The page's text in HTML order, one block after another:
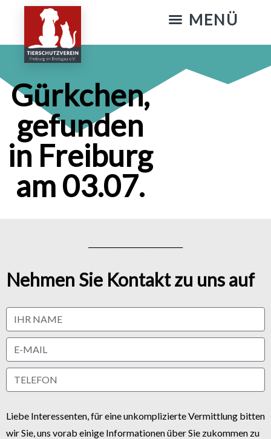
Gürkchen,
gefunden
in Freiburg
am 03.07.
Nehmen Sie Kontakt zu uns auf
Liebe Interessenten, für eine unkomplizierte Vermittlung bitten
wir Sie, uns vorab einige Informationen über Sie zukommen zu